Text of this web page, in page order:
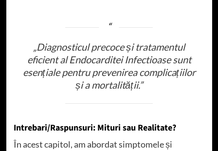
„Diagnosticul precoce și tratamentul
eficient al Endocarditei Infectioase sunt
esențiale pentru prevenirea complicațiilor
și a mortalității.”
Intrebari/Raspunsuri: Mituri sau Realitate?
În acest capitol, am abordat simptomele și